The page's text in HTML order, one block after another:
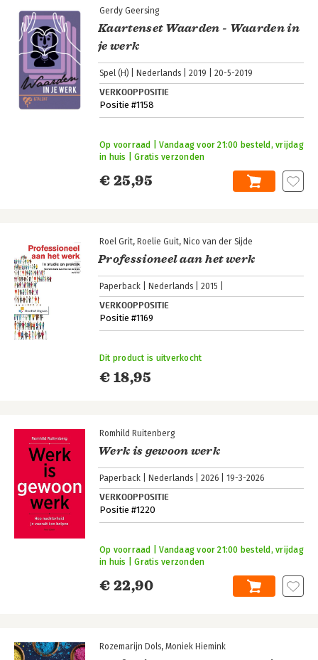
Gerdy Geersing
Kaartenset Waarden - Waarden in
je werk
Spel (H) Nederlands 2019 20-5-2019
VERKOOPPOSITIE
Positie #1158
€ 25,95
Op voorraad | Vandaag voor 21:00 besteld, vrijdag
in huis | Gratis verzonden
Roel Grit Roelie Guit Nico van der Sijde
Professioneel aan het werk
Paperback Nederlands 2015
VERKOOPPOSITIE
Positie #1169
€ 18,95
Dit product is uitverkocht
Romhild Ruitenberg
Werk is gewoon werk
Paperback Nederlands 2026 19-3-2026
VERKOOPPOSITIE
Positie #1220
€ 22,90
Op voorraad | Vandaag voor 21:00 besteld, vrijdag
in huis | Gratis verzonden
Rozemarijn Dols Moniek Hiemink